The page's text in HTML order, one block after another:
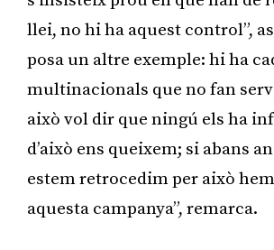
llei, no hi ha aquest control”,
posa un altre exemple: hi ha
multinacionals que no fan
això vol dir que ningú els ha
d’això ens queixem; si abans
estem retrocedim per això
aquesta campanya”, remarca.